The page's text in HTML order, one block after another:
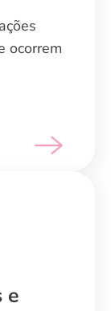
ocorrem
ocorrem
e
e